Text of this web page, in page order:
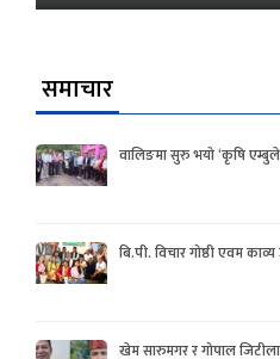
समाचार
वालिङमा सुरु भयो ‘कृषि
बि.पी. विचार गोष्ठी एवम
खेम सारुमगर र गोपाल